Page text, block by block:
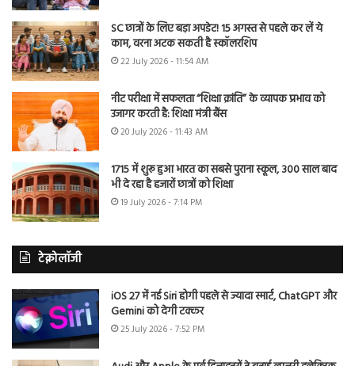
SC छात्रों के लिए बड़ा अपडेट! 15 अगस्त से पहले कर लें ये
काम, वरना अटक सकती है स्कॉलरशिप
22 July 2026 - 11:54 AM
नीट परीक्षा में सफलता “शिक्षा क्रांति” के व्यापक प्रभाव को
उजागर करती है: शिक्षा मंत्री बैंस
20 July 2026 - 11:43 AM
1715 में शुरू हुआ भारत का सबसे पुराना स्कूल, 300 साल बाद
भी दे रहा है हजारों छात्रों को शिक्षा
19 July 2026 - 7:14 PM
टेक्नोलॉजी
iOS 27 में नई Siri होगी पहले से ज्यादा स्मार्ट, ChatGPT और
Gemini को देगी टक्कर
25 July 2026 - 7:52 PM